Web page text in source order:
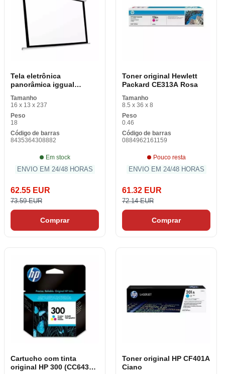
Tela eletrônica
panorâmica iggual
cm)
Tamanho
16 x 13 x 237
Peso
18
Código de barras
8435364308882
Em stock
ENVIO EM 24/48 HORAS
62.55 EUR
73.59 EUR
Comprar
Toner original Hewlett
Packard CE313A Rosa
Tamanho
8.5 x 36 x 8
Peso
0.46
Código de barras
0884962161159
Pouco resta
ENVIO EM 24/48 HORAS
61.32 EUR
72.14 EUR
Comprar
Cartucho com tinta
original HP 300 (CC643EE
Toner original HP CF401A
Ciano